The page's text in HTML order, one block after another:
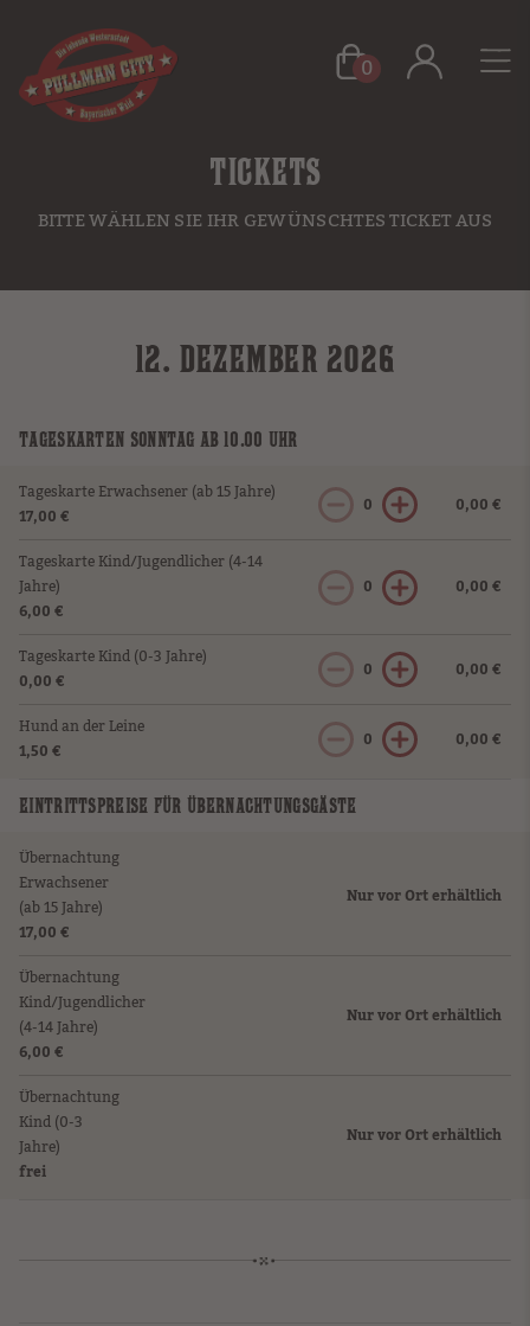
0
TICKETS
BITTE WÄHLEN SIE IHR GEWÜNSCHTES TICKET AUS
12. DEZEMBER 2026
TAGESKARTEN SONNTAG AB 10.00 UHR
Tageskarte Erwachsener (ab 15 Jahre)
17,00 €
0 0,00 €
Tageskarte Kind/Jugendlicher (4-14
Jahre)
6,00 €
0 0,00 €
Tageskarte Kind (0-3 Jahre)
0,00 €
0 0,00 €
Hund an der Leine
1,50 €
0 0,00 €
EINTRITTSPREISE FÜR ÜBERNACHTUNGSGÄSTE
Übernachtung
Erwachsener
(ab 15 Jahre)
17,00 €
Nur vor Ort erhältlich
Übernachtung
Kind/Jugendlicher
(4-14 Jahre)
6,00 €
Nur vor Ort erhältlich
Übernachtung
Kind (0-3
Jahre)
frei
Nur vor Ort erhältlich